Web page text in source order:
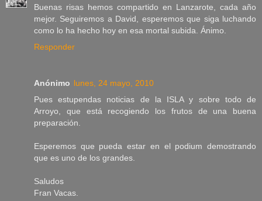
Buenas risas hemos compartido en Lanzarote, cada año
mejor. Seguiremos a David, esperemos que siga luchando
como lo ha hecho hoy en esa mortal subida. Ánimo.
Responder
Anónimo lunes, 24 mayo, 2010
Pues estupendas noticias de la ISLA y sobre todo de
Arroyo, que está recogiendo los frutos de una buena
preparación.
Esperemos que pueda estar en el podium demostrando
que es uno de los grandes.
Saludos
Fran Vacas.